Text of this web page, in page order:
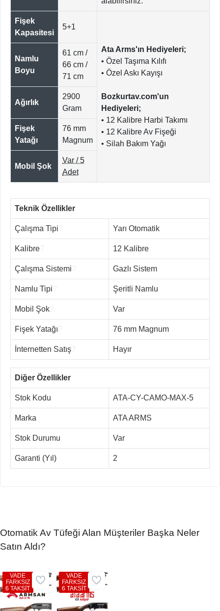
Fişek
Kapasitesi
5+1
Ata Arms'ın Hediyeleri;
• Özel Taşıma Kılıfı
• Özel Askı Kayışı
Bozkurtav.com'un
Hediyeleri;
• 12 Kalibre Harbi Takımı
• 12 Kalibre Av Fişeği
• Silah Bakım Yağı
Namlu
Boyu
61 cm /
66 cm /
71 cm
Ağırlık
2900
Gram
Fişek
Yatağı
76 mm
Magnum
Mobil Şok
Var / 5
Adet
Teknik Özellikler
Çalışma Tipi Yarı Otomatik
Kalibre 12 Kalibre
Çalışma Sistemi Gazlı Sistem
Namlu Tipi Şeritli Namlu
Mobil Şok Var
Fişek Yatağı 76 mm Magnum
İnternetten Satış Hayır
Diğer Özellikler
Stok Kodu ATA-CY-CAMO-MAX-5
Marka ATA ARMS
Stok Durumu Var
Garanti (Yıl) 2
Otomatik Av Tüfeği Alan Müşteriler Başka Neler
Satın Aldı?
VADE
FARKSIZ
6 TAKSİT
VADE
FARKSIZ
6 TAKSİT